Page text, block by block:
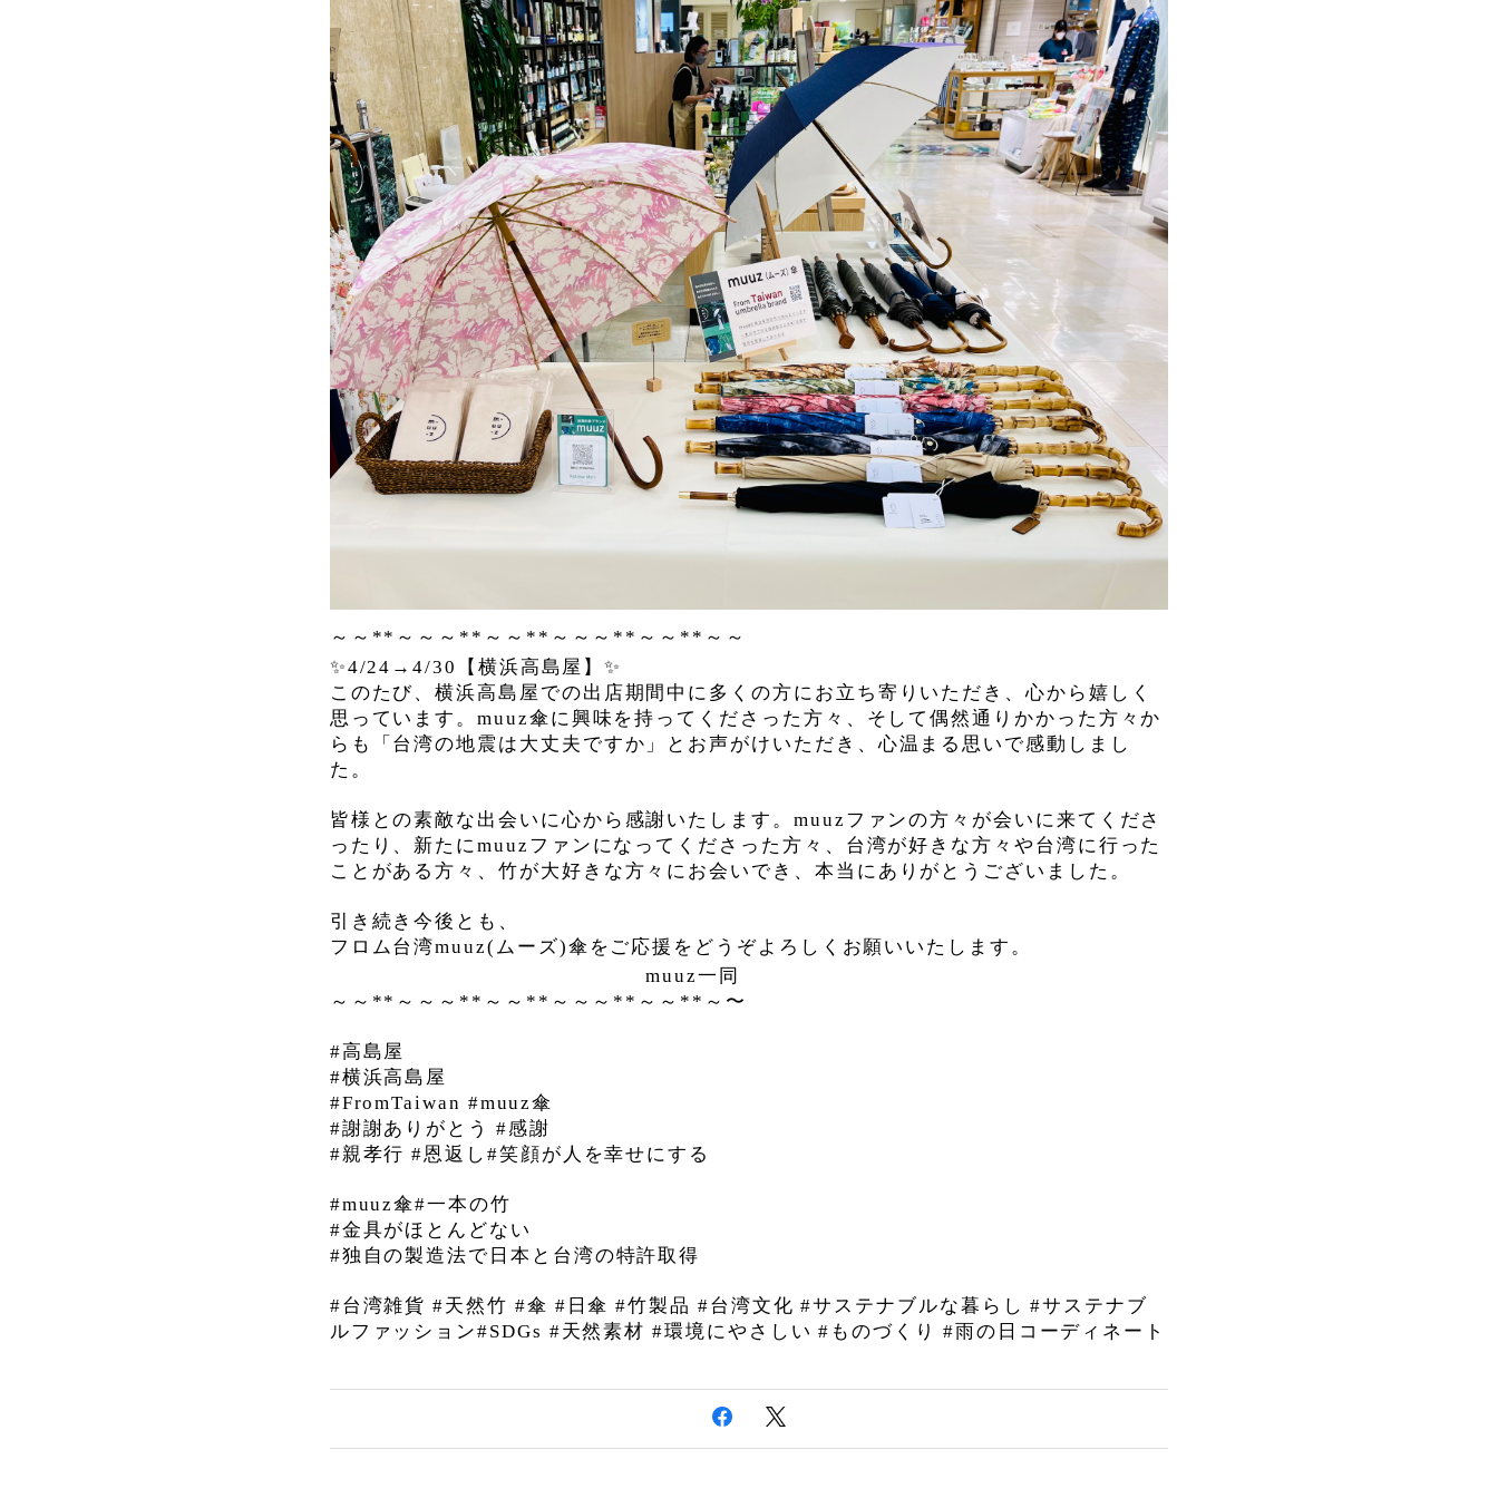
～～ ** ～～～ ** ～～ ** ～～～ ** ～～ ** ～～
✨4/24→4/30 【横浜高島屋】✨
このたび、横浜高島屋での出店期間中に多くの方にお立ち寄りいただき、心から嬉しく
思っています。muuz傘に興味を持ってくださった方々、そして偶然通りかかった方々か
らも「台湾の地震は大丈夫ですか」とお声がけいただき、心温まる思いで感動しまし
た。
皆様との素敵な出会いに心から感謝いたします。 muuz ファンの方々が会いに来てくださ
ったり、新たにmuuz ファンになってくださった方々、台湾が好きな方々や台湾に行った
ことがある方々、竹が大好きな方々にお会いでき、本当にありがとうございました。
引き続き今後とも、
フロム台湾muuz( ムーズ)傘 をご応援をどうぞよろしくお願いいたします。
muuz一同
～～ ** ～～～ ** ～～ ** ～～～ ** ～～ ** ～〜
#高島屋
#横浜高島屋
#FromTaiwan #muuz傘
#謝謝ありがとう #感謝
#親孝行 #恩返し #笑顔が人を幸せにする
#muuz傘#一本の竹
#金具がほとんどない
#独自の製造法で日本と台湾の特許取得
#台湾雑貨 #天然竹 #傘 # 日傘 #竹製品 #台湾文化 #サステナブルな暮らし #サステナブ
ルファッション#SDGs #天然素材 #環境にやさしい # ものづくり #雨の日コーディネート